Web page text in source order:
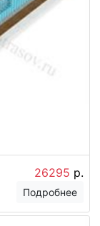
26295 р.
Подробнее